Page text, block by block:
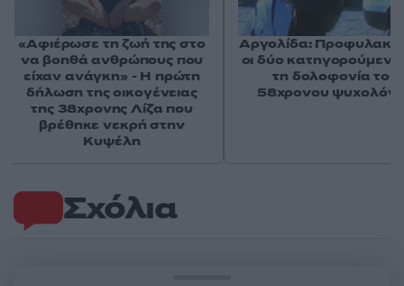
Σχόλια
«Αφιέρωσε τη ζωή της στο
να βοηθά ανθρώπους που
είχαν ανάγκη» - Η πρώτη
δήλωση της οικογένειας
της 38χρονης Λίζα που
βρέθηκε νεκρή στην
Κυψέλη
Αργολίδα:
οι δύο
τη δολοφονία του
58χρονου